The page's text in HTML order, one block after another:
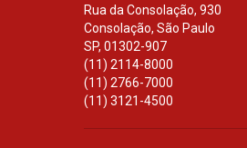
Rua da Consolação, 930
Consolação, São Paulo
SP, 01302-907
(11) 2114-8000
(11) 2766-7000
(11) 3121-4500